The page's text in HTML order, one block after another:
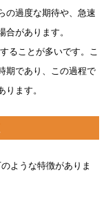
の過度な期待や、急速
があります。
ることが多いです。こ
期であり、この過程で
ます。
ような特徴がありま